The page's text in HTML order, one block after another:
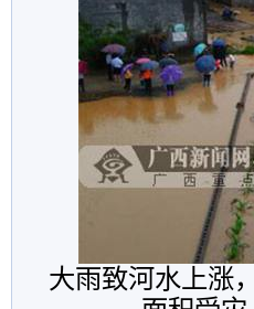
大雨致河水上涨